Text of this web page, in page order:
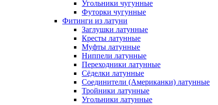
Угольники чугунные
Футорки чугунные
Фитинги из латуни
Заглушки латунные
Кресты латунные
Муфты латунные
Ниппели латунные
Переходники латунные
Сёделки латунные
Соединители (Американки) латунные
Тройники латунные
Угольники латунные